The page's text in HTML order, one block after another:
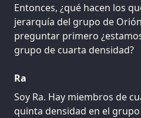
Entonces, ¿qué hacen los
jerarquía del grupo de
preguntar primero
grupo de cuarta densidad?
Ra
Soy Ra. Hay miembros de
quinta densidad en el